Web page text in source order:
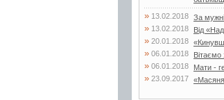
» 13.02.2018 За
» 13.02.2018 Від
» 20.01.2018
» 06.01.2018
» 06.01.2018 Мати -
» 23.09.2017